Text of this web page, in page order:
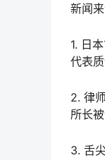
新闻
1. 日
代表
2. 律
所长
3. 舌